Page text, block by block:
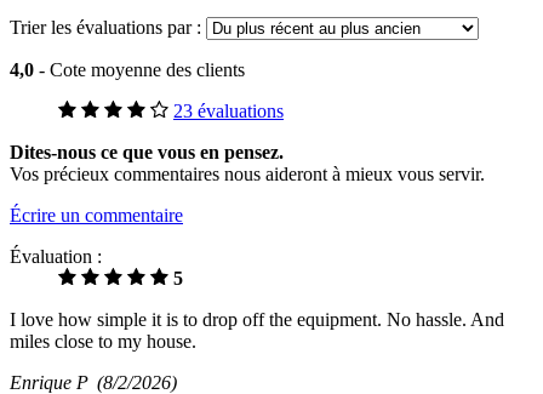
Trier les évaluations par :
4,0 - Cote moyenne des clients
23 évaluations
Dites-nous ce que vous en pensez.
Vos précieux commentaires nous aideront à mieux vous servir.
Écrire un commentaire
Évaluation :
5
I love how simple it is to drop off the equipment. No hassle. And
miles close to my house.
Enrique P (8/2/2026)